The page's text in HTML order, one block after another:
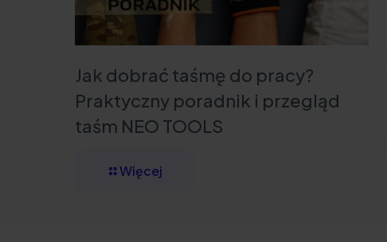
Jak dobrać taśmę do pracy?
Praktyczny poradnik i przegląd
taśm NEO TOOLS
Więcej